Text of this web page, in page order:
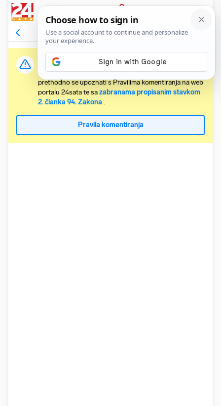
PRIJAVA
Komentari8 Relevantni
Važna obavijest:
Svaki korisnik koji želi komentirati članke obvezan je
prethodno se upoznati s Pravilima komentiranja na web
portalu 24sata te sazabranama propisanim stavkom
2. članka 94. Zakona .
Pravila komentiranja